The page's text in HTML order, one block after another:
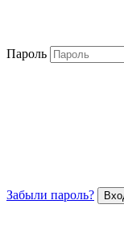
Пароль
Забыли пароль?